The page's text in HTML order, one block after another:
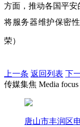
方面，推动各国平
将服务器维护保密
荣）
上一条 返回列表 下
传媒集焦 Media focus
唐山市丰润区